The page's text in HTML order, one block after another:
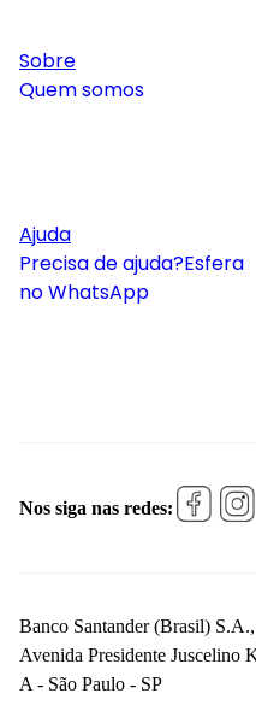
Sobre
Quem somos
Ajuda
Precisa de ajuda?Esfera
no WhatsApp
Nos siga nas redes:
Banco Santander (Brasil)
Avenida Presidente Juscelino
A - São Paulo - SP